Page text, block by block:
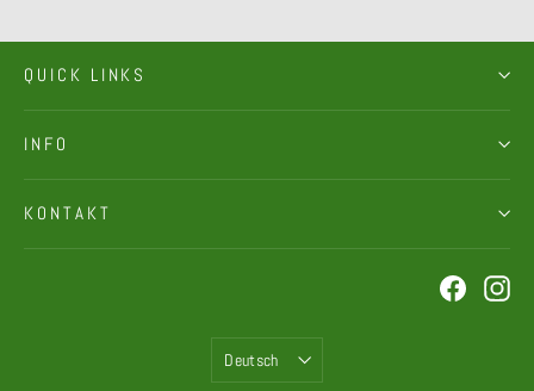
QUICK LINKS
INFO
KONTAKT
Sprache
Deutsch